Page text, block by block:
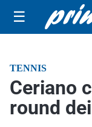
☰
TENNIS
Ceriano
round